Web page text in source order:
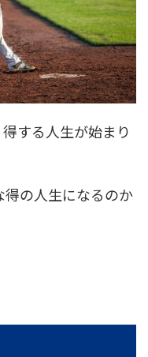
する人生が始まり
の人生になるのか